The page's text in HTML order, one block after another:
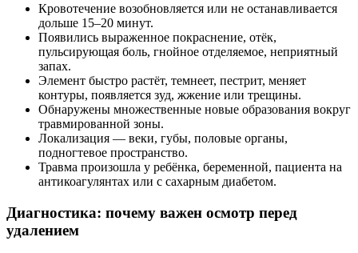
Кровотечение возобновляется или не останавливается
дольше 15–20 минут.
Появились выраженное покраснение, отёк,
пульсирующая боль, гнойное отделяемое, неприятный
запах.
Элемент быстро растёт, темнеет, пестрит, меняет
контуры, появляется зуд, жжение или трещины.
Обнаружены множественные новые образования вокруг
травмированной зоны.
Локализация — веки, губы, половые органы,
подногтевое пространство.
Травма произошла у ребёнка, беременной, пациента на
антикоагулянтах или с сахарным диабетом.
Диагностика: почему важен осмотр перед
удалением